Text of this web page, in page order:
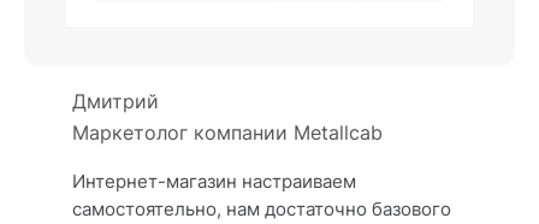
Дмитрий
Маркетолог компании Metallcab
Интернет-магазин настраиваем
самостоятельно, нам достаточно базового